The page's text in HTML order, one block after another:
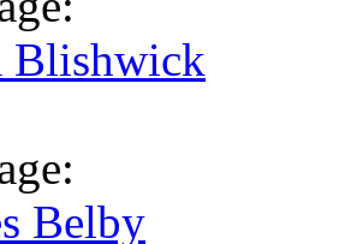
Blishwick
Belby